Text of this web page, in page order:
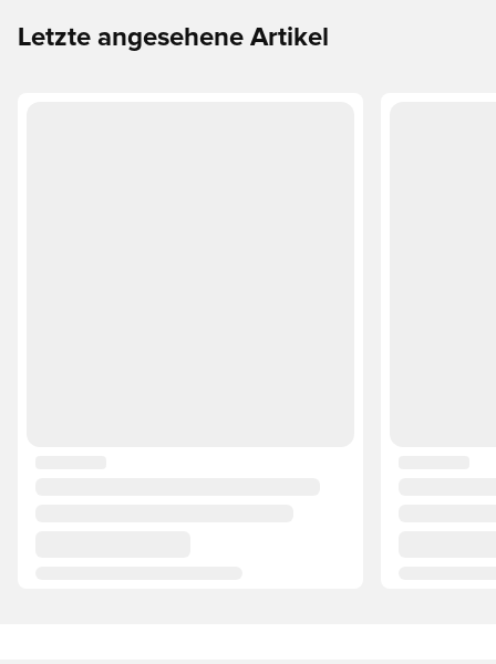
Letzte angesehene Artikel